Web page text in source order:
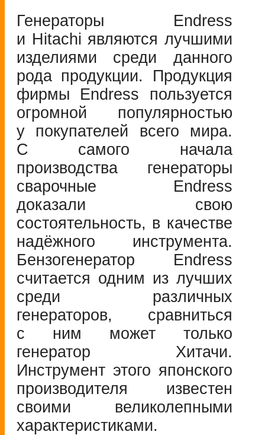
Генераторы Endress
и Hitachi являются лучшими
изделиями среди данного
рода продукции. Продукция
фирмы Endress пользуется
огромной популярностью
у покупателей всего мира.
С самого начала
производства генераторы
сварочные Endress
доказали свою
состоятельность, в качестве
надёжного инструмента.
Бензогенератор Endress
считается одним из лучших
среди различных
генераторов, сравниться
с ним может только
генератор Хитачи.
Инструмент этого японского
производителя известен
своими великолепными
характеристиками.